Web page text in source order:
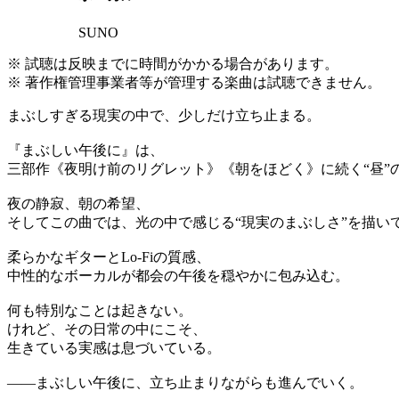
SUNO
※ 試聴は反映までに時間がかかる場合があります。
※ 著作権管理事業者等が管理する楽曲は試聴できません。
まぶしすぎる現実の中で、少しだけ立ち止まる。
『まぶしい午後に』は、
三部作《夜明け前のリグレット》《朝をほどく》に続く“昼”
夜の静寂、朝の希望、
そしてこの曲では、光の中で感じる“現実のまぶしさ”を描い
柔らかなギターとLo-Fiの質感、
中性的なボーカルが都会の午後を穏やかに包み込む。
何も特別なことは起きない。
けれど、その日常の中にこそ、
生きている実感は息づいている。
——まぶしい午後に、立ち止まりながらも進んでいく。